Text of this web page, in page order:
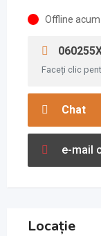
Offline acum
Faceți clic
Chat
e-mail
Locație